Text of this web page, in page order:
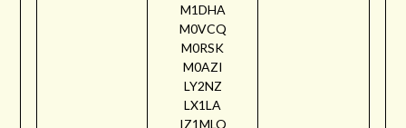
M1DHA
M0VCQ
M0RSK
M0AZI
LY2NZ
LX1LA
IZ1MLQ